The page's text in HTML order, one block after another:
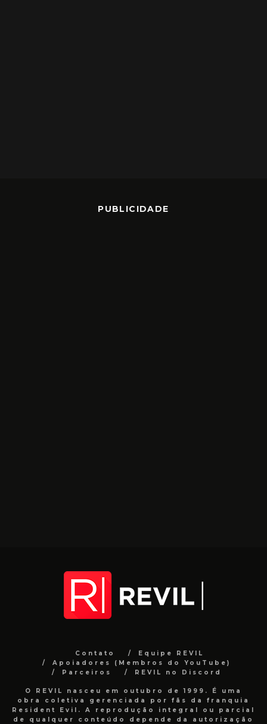
PUBLICIDADE
Contato
Equipe REVIL
Apoiadores (Membros do YouTube)
Parceiros
REVIL no Discord
O REVIL nasceu em outubro de 1999. É uma
obra coletiva gerenciada por fãs da franquia
Resident Evil. A reprodução integral ou parcial
de qualquer conteúdo depende da autorização